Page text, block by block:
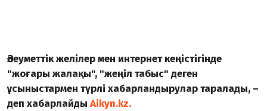
Әлеуметтік желілер мен интернет кеңістігінде
"жоғары жалақы", "жеңіл табыс" деген
ұсыныстармен түрлі хабарландырулар таралады, –
деп хабарлайды Aikyn.kz.